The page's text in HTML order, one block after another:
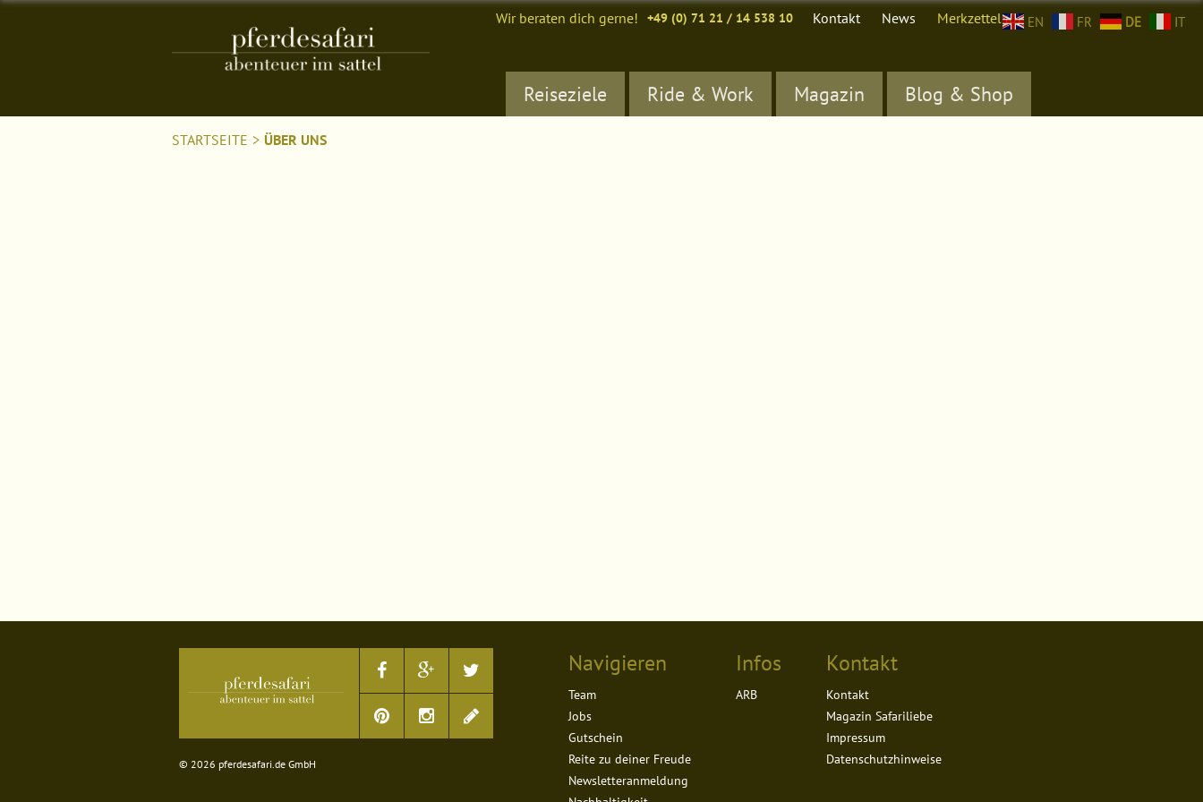
+49 (0) 71 21 / 14 538 10 Kontakt News Merkzettel (0)
Wir beraten dich gerne!
Reiseziele Ride & Work Magazin Blog & Shop
STARTSEITE > ÜBER UNS
© 2026 pferdesafari.de GmbH
Navigieren
Team
Jobs
Gutschein
Reite zu deiner Freude
Newsletteranmeldung
Infos
ARB
Kontakt
Kontakt
Magazin Safariliebe
Impressum
Datenschutzhinweise
EN FR DE IT